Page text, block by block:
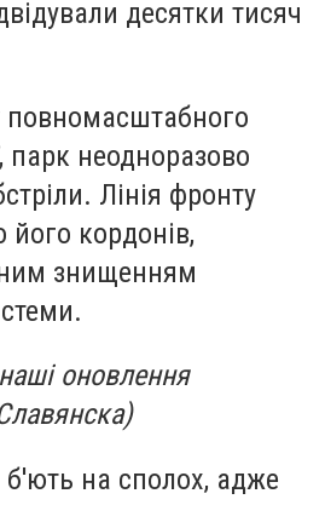
десятки тисяч
повномасштабного
парк неодноразово
Лінія фронту
кордонів,
знищенням
оновлення
б'ють на сполох, адже